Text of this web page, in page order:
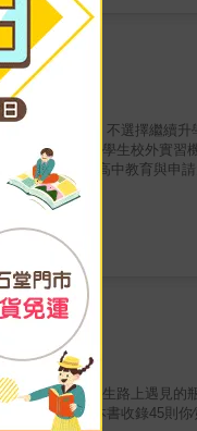
真體驗
外，如何整合學生校外實習
與暑期夏令營與校外實習等
，協助中學時期的孩子準備
家庭關係，人生路上遇見
，青春。＊本書收錄45則